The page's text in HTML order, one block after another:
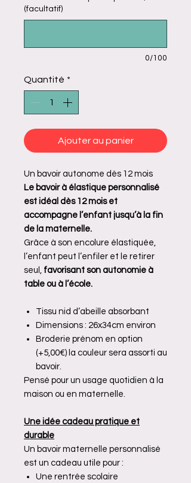
(facultatif)
0/100
Quantité *
Ajouter au panier
Un bavoir autonome dès 12 mois
Le bavoir à élastique personnalisé
est idéal dès 12 mois et
accompagne l’enfant jusqu’à la fin
de la maternelle.
Grâce à son encolure élastiquée,
l’enfant peut l’enfiler et le retirer
seul, favorisant son autonomie à
table ou à l’école.
Tissu nid d’abeille absorbant
Dimensions : 26x34cm environ
Broderie prénom en option
(+5,00€) la couleur sera assorti au
bavoir.
Pensé pour un usage quotidien à la
maison ou en maternelle.
Une idée cadeau pratique et
durable
Un bavoir maternelle personnalisé
est un cadeau utile pour :
Une rentrée scolaire